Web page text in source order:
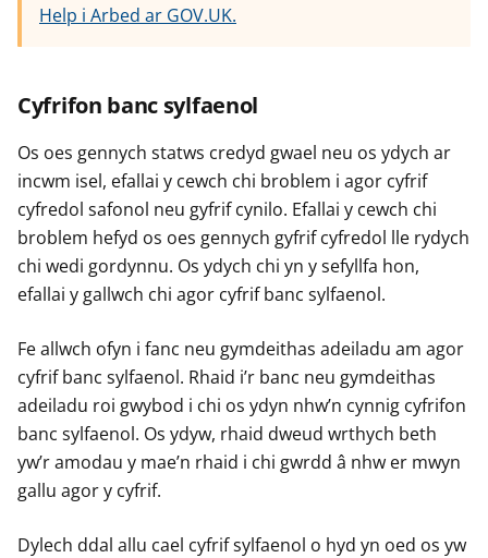
Help i Arbed ar GOV.UK.
Cyfrifon banc sylfaenol
Os oes gennych statws credyd gwael neu os ydych ar
incwm isel, efallai y cewch chi broblem i agor cyfrif
cyfredol safonol neu gyfrif cynilo. Efallai y cewch chi
broblem hefyd os oes gennych gyfrif cyfredol lle rydych
chi wedi gordynnu. Os ydych chi yn y sefyllfa hon,
efallai y gallwch chi agor cyfrif banc sylfaenol.
Fe allwch ofyn i fanc neu gymdeithas adeiladu am agor
cyfrif banc sylfaenol. Rhaid i’r banc neu gymdeithas
adeiladu roi gwybod i chi os ydyn nhw’n cynnig cyfrifon
banc sylfaenol. Os ydyw, rhaid dweud wrthych beth
yw’r amodau y mae’n rhaid i chi gwrdd â nhw er mwyn
gallu agor y cyfrif.
Dylech ddal allu cael cyfrif sylfaenol o hyd yn oed os yw